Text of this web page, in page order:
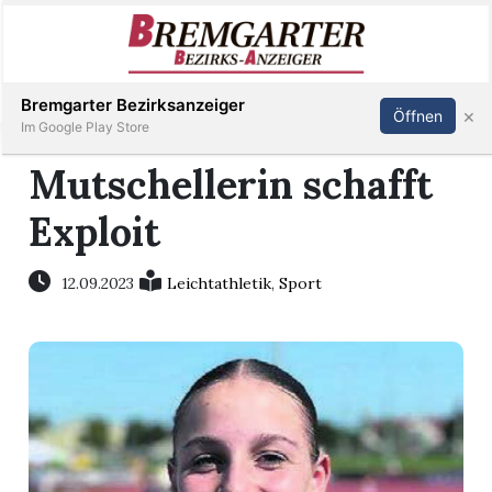
Immobilien
Veranstaltungen
Stellen
Paper
Newsletter
Inserieren Abonnieren Anmelden
Mutschellerin schafft
Exploit
12.09.2023 Leichtathletik,Sport
Bremgarter Bezirksanzeiger
Im Google Play Store
Öffnen ×